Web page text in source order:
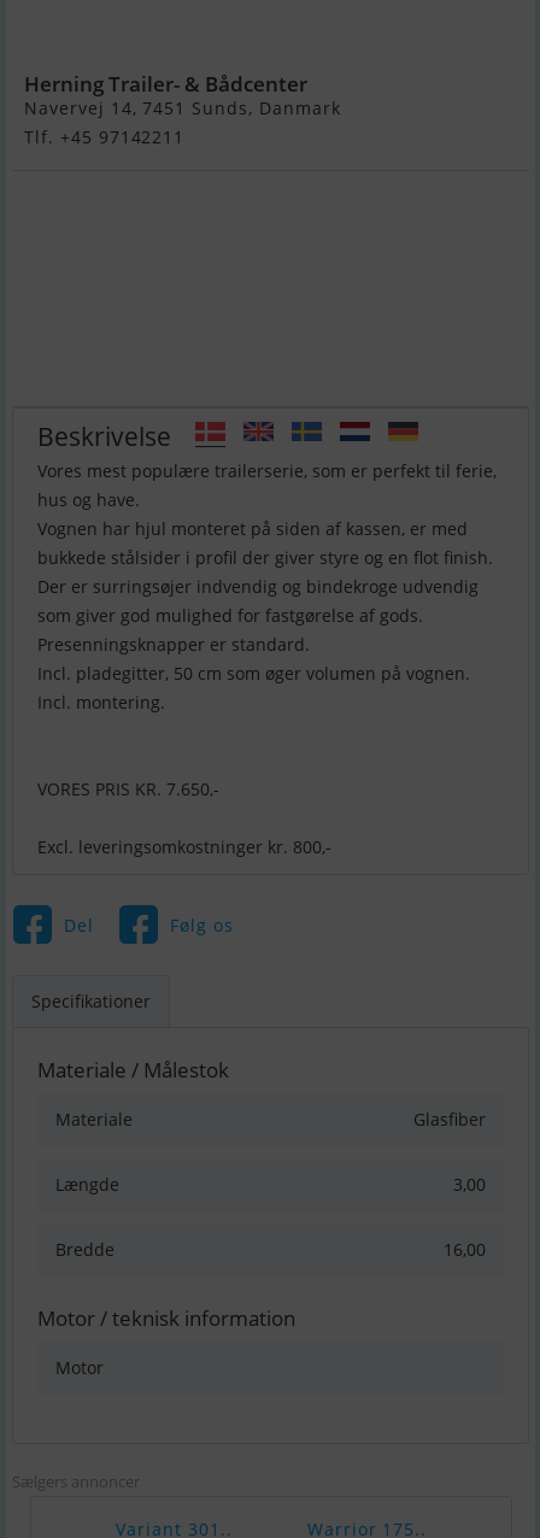
Herning Trailer- & Bådcenter
Navervej 14, 7451 Sunds, Danmark
Tlf. +45 97142211
Beskrivelse
Vores mest populære trailerserie, som er perfekt til ferie,
hus og have.
Vognen har hjul monteret på siden af kassen, er med
bukkede stålsider i profil der giver styre og en flot finish.
Der er surringsøjer indvendig og bindekroge udvendig
som giver god mulighed for fastgørelse af gods.
Presenningsknapper er standard.
Incl. pladegitter, 50 cm som øger volumen på vognen.
Incl. montering.
VORES PRIS KR. 7.650,-
Excl. leveringsomkostninger kr. 800,-
Del Følg os
Specifikationer
Materiale / Målestok
Materiale Glasfiber
Længde 3,00
Bredde 16,00
Motor / teknisk information
Motor
Sælgers annoncer
Variant 301.. Warrior 175..